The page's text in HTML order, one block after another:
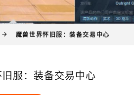
魔兽世界怀旧服：装备交易中心
服：装备交易中心